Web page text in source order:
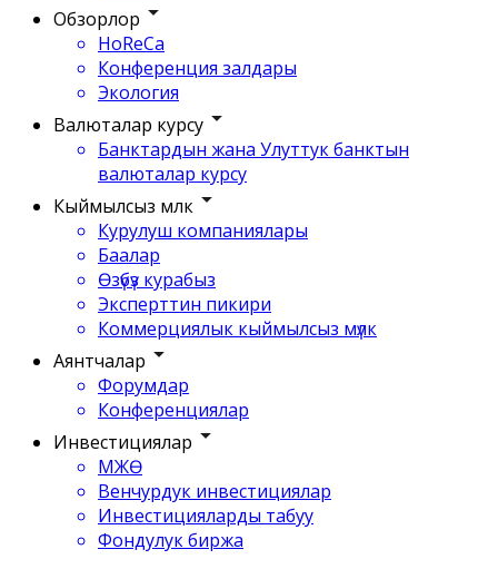
Обзорлор
HoReCa
Конференция залдары
Экология
Валюталар курсу
Банктардын жана Улуттук банктын
валюталар курсу
Кыймылсыз мүлк
Курулуш компаниялары
Баалар
Өзүбүз курабыз
Эксперттин пикири
Коммерциялык кыймылсыз мүлк
Аянтчалар
Форумдар
Конференциялар
Инвестициялар
МЖӨ
Венчурдук инвестициялар
Инвестицияларды табуу
Фондулук биржа